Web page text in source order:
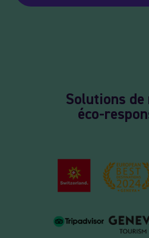
Solutions
éco-